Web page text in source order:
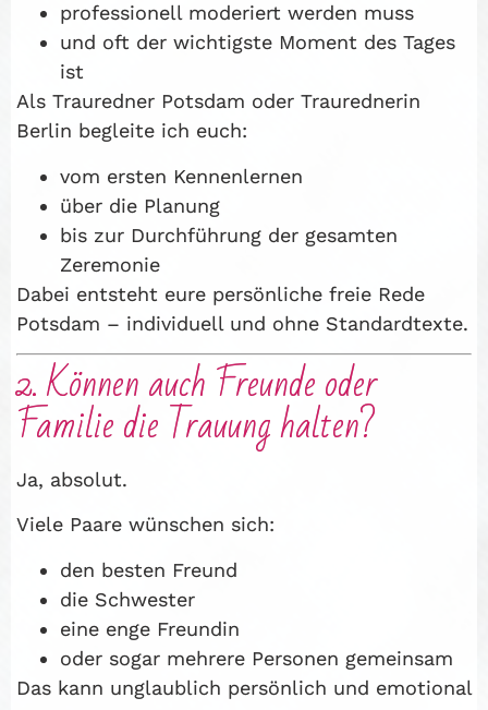
professionell moderiert werden muss
und oft der wichtigste Moment des Tages
ist
Als Trauredner Potsdam oder Traurednerin
Berlin begleite ich euch:
vom ersten Kennenlernen
über die Planung
bis zur Durchführung der gesamten
Zeremonie
Dabei entsteht eure persönliche freie Rede
Potsdam – individuell und ohne Standardtexte.
2. Können auch Freunde oder
Familie die Trauung halten?
Ja, absolut.
Viele Paare wünschen sich:
den besten Freund
die Schwester
eine enge Freundin
oder sogar mehrere Personen gemeinsam
Das kann unglaublich persönlich und emotional